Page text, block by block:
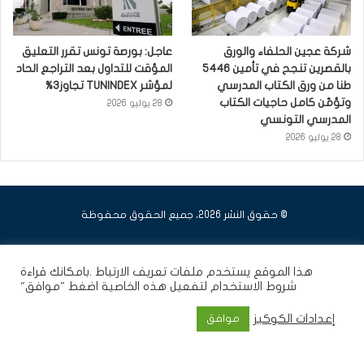
شركة عجين الحلفاء والورق
بالقصرين تنجح في تأمين 5446
طنا من ورق الكتاب المدرسي
وتؤمّن كامل حاجيات الكتاب
المدرسي التونسي
28 يوليو 2026
عاجل: بورصة تونس تقرر التعليق
المؤقت للتداول بعد التراجع الحاد
لمؤشر TUNINDEX تجاوز3%
28 يوليو 2026
© حقوق النشر 2026، جميع الحقوق محفوظة
هذا الموقع يستخدم ملفات تعريف الارتباط .بامكانك قراءة
شروط الاستخدام لتفعيل هذه الخاصية اضغط "موافق"
إعدادات الكوكيز موافق